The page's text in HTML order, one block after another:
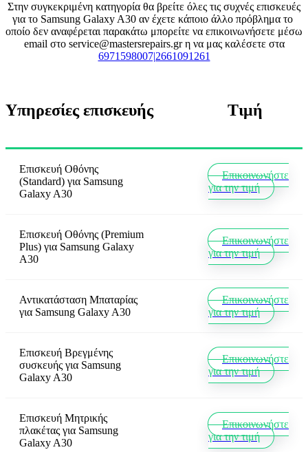
Στην συγκεκριμένη κατηγορία θα βρείτε όλες τις συχνές επισκευές
για το Samsung Galaxy A30 αν έχετε κάποιο άλλο πρόβλημα το
οποίο δεν αναφέρεται παρακάτω μπορείτε να επικοινωνήσετε μέσω
email στο service@mastersrepairs.gr η να μας καλέσετε στα
6971598007|2661091261
Υπηρεσίες επισκευής Τιμή
Επισκευή Οθόνης
(Standard) για Samsung
Galaxy A30
Επικοινωνήστε
για την τιμή
Επισκευή Οθόνης (Premium
Plus) για Samsung Galaxy
A30
Επικοινωνήστε
για την τιμή
Αντικατάσταση Μπαταρίας
για Samsung Galaxy A30
Επικοινωνήστε
για την τιμή
Επισκευή Βρεγμένης
συσκευής για Samsung
Galaxy A30
Επικοινωνήστε
για την τιμή
Επισκευή Μητρικής
πλακέτας για Samsung
Galaxy A30
Επικοινωνήστε
για την τιμή